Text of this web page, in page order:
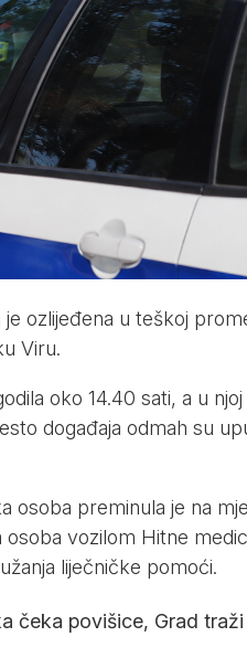
ozlijeđena u teškoj
Viru.
oko 14.40 sati, a u
događaja odmah su
osoba preminula je na
vozilom Hitne
liječničke pomoći.
čeka povišice, Grad